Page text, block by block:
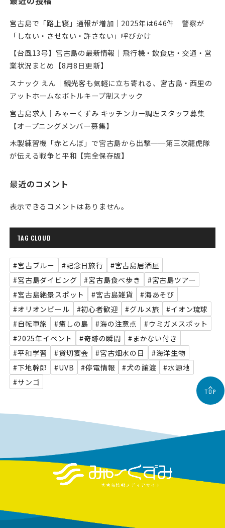
宮古島で「路上寝」通報が増加｜2025年は646件 警察が
「しない・させない・許さない」呼びかけ
【台風13号】宮古島の最新情報｜飛行機・飲食店・交通・営
業状況まとめ【8月8日更新】
スナック えん｜観光客も気軽に立ち寄れる、宮古島・西里の
アットホームなボトルキープ制スナック
宮古島求人｜みゃーくずみ キッチンカー調理スタッフ募集
【オープニングメンバー募集】
木製練習機「赤とんぼ」で宮古島から出撃──第三次龍虎隊
が伝える戦争と平和【完全保存版】
最近のコメント
表示できるコメントはありません。
TAG CLOUD
#宮古ブルー #記念日旅行
#宮古島居酒屋
#宮古島ダイビング
#宮古島食べ歩き
#宮古島ツアー
#宮古島絶景スポット
#宮古島雑貨
#海あそび
#オリオンビール
#初心者歓迎 #グルメ旅
#イオン琉球
#自転車旅
#癒しの島 #海の注意点
#ウミガメスポット
#2025年イベント
#奇跡の瞬間
#まかない付き
#平和学習
#貸切宴会 #宮古畑水の日
#海洋生物
#下地幹郎
#UVB #停電情報 #犬の譲渡
#水源地
#サンゴ
TOP